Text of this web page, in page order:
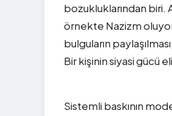
bozukluklarından
örnekte Nazizm
bulguların
Bir kişinin siyasi gücü
Sistemli baskının